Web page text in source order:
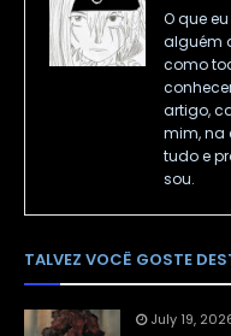
O que
alguém
como
artigo,
mim, na
tudo e
sou.
TALVEZ VOCÊ GOSTE
July 19,